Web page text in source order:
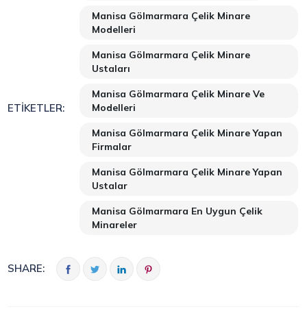
ETIKETLER:
Manisa Gölmarmara Çelik Minare
Modelleri
Manisa Gölmarmara Çelik Minare
Ustaları
Manisa Gölmarmara Çelik Minare Ve
Modelleri
Manisa Gölmarmara Çelik Minare Yapan
Firmalar
Manisa Gölmarmara Çelik Minare Yapan
Ustalar
Manisa Gölmarmara En Uygun Çelik
Minareler
SHARE: